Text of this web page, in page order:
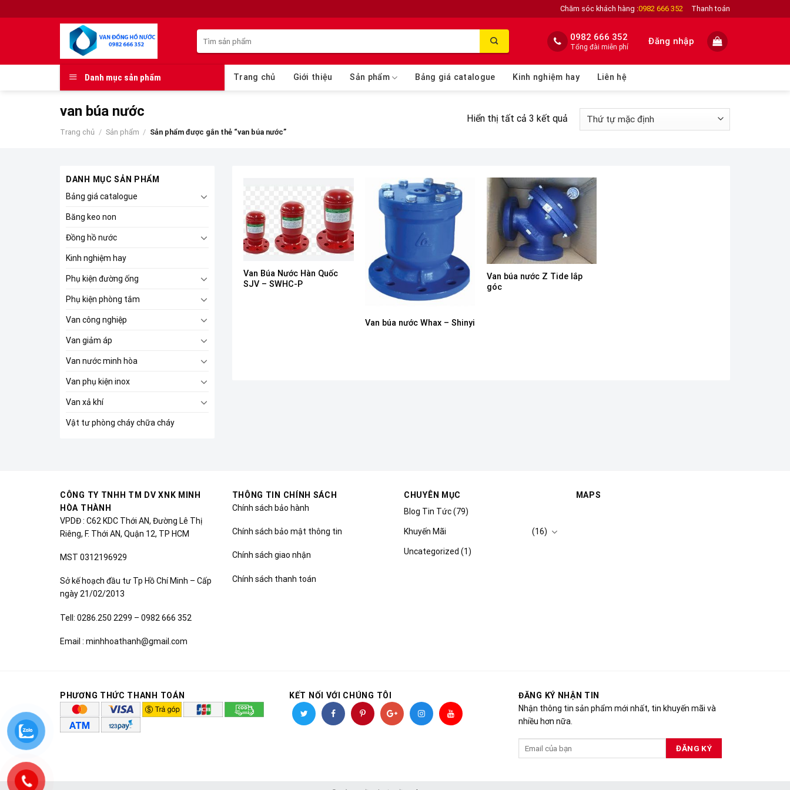
to
Chăm sóc khách hàng :0982 666 352 Thanh toán
kiếm:
0982 666 352
Tổng đài miễn phí
Đăng nhập
Danh mục sản phẩm Trang chủ Giới thiệu Sản phẩm Bảng giá catalogue Kinh nghiệm hay Liên hệ
van búa nước
Trang chủ / Sản phẩm / Sản phẩm được gắn thẻ “van búa nước”
Hiển thị tất cả 3 kết quả
DANH MỤC SẢN PHẨM
Bảng giá catalogue
Băng keo non
Đồng hồ nước
Kinh nghiệm hay
Phụ kiện đường ống
Phụ kiện phòng tắm
Van công nghiệp
Van giảm áp
Van nước minh hòa
Van phụ kiện inox
Van xả khí
Vật tư phòng cháy chữa cháy
Van Búa Nước Hàn Quốc
SJV – SWHC-P
Van búa nước Whax – Shinyi
Van búa nước Z Tide lắp
góc
CÔNG TY TNHH TM DV XNK MINH
HÒA THÀNH
VPDĐ : C62 KDC Thới AN, Đường Lê Thị
Riêng, F. Thới AN, Quận 12, TP HCM
MST 0312196929
Sở kế hoạch đầu tư Tp Hồ Chí Minh – Cấp
ngày 21/02/2013
Tell: 0286.250 2299 – 0982 666 352
Email : minhhoathanh@gmail.com
THÔNG TIN CHÍNH SÁCH
Chính sách bảo hành
Chính sách bảo mật thông tin
Chính sách giao nhận
Chính sách thanh toán
CHUYÊN MỤC
Blog Tin Tức(79)
Khuyến Mãi (16)
Uncategorized (1)
MAPS
PHƯƠNG THỨC THANH TOÁN KẾT NỐI VỚI CHÚNG TÔI
ĐĂNG KÝ NHẬN TIN
Nhận thông tin sản phẩm mới nhất, tin khuyến mãi và
nhiều hơn nữa.